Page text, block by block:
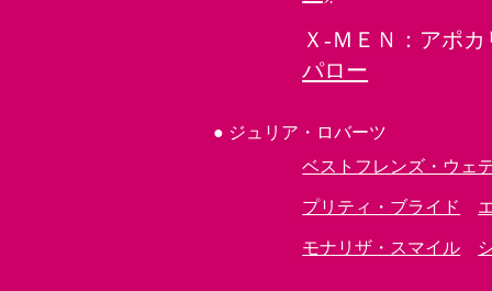
Ｘ-ＭＥＮ：アポ
パロー
● ジュリア・ロバーツ
ベストフレンズ・ウェ
プリティ・ブライド
モナリザ・スマイル